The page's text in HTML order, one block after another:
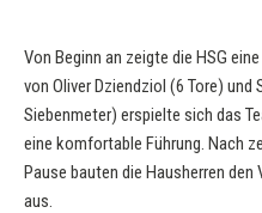
Von Beginn an zeigte die HSG
von Oliver Dziendziol (6 Tore) und
Siebenmeter) erspielte sich das
eine komfortable Führung. Nach
Pause bauten die Hausherren
aus.